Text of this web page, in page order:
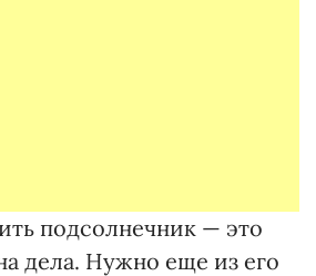
подсолнечник — это
дела. Нужно еще из его